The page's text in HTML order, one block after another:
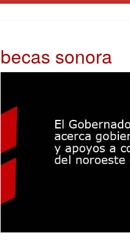
becas sonora